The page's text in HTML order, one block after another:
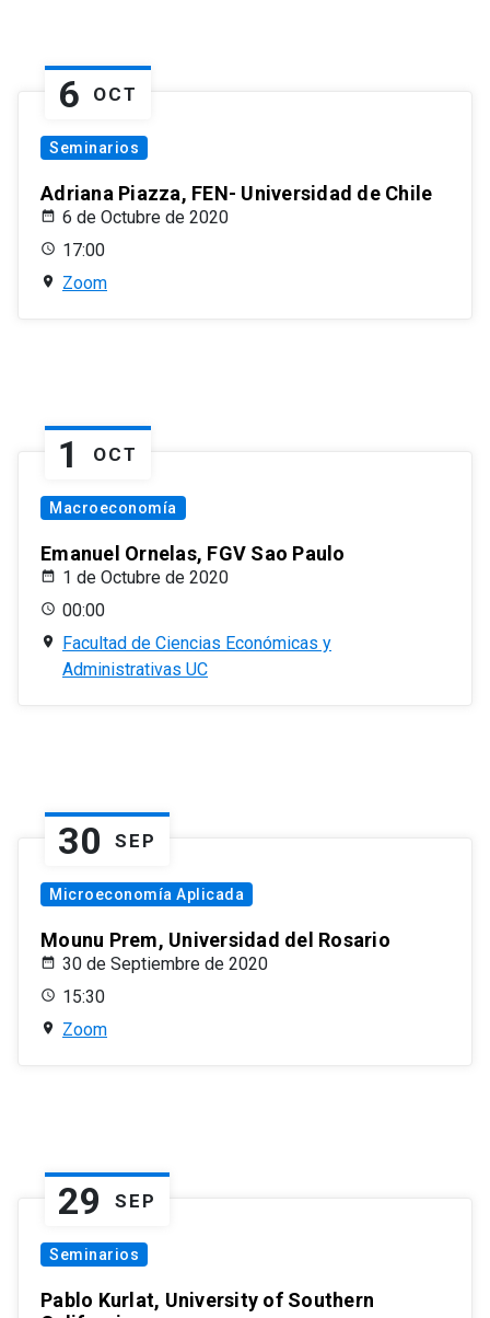
6 OCT
Seminarios
Adriana Piazza, FEN- Universidad de Chile
6 de Octubre de 2020
17:00
Zoom
1 OCT
Macroeconomía
Emanuel Ornelas, FGV Sao Paulo
1 de Octubre de 2020
00:00
Facultad de Ciencias Económicas y
Administrativas UC
30 SEP
Microeconomía Aplicada
Mounu Prem, Universidad del Rosario
30 de Septiembre de 2020
15:30
Zoom
29 SEP
Seminarios
Pablo Kurlat, University of Southern